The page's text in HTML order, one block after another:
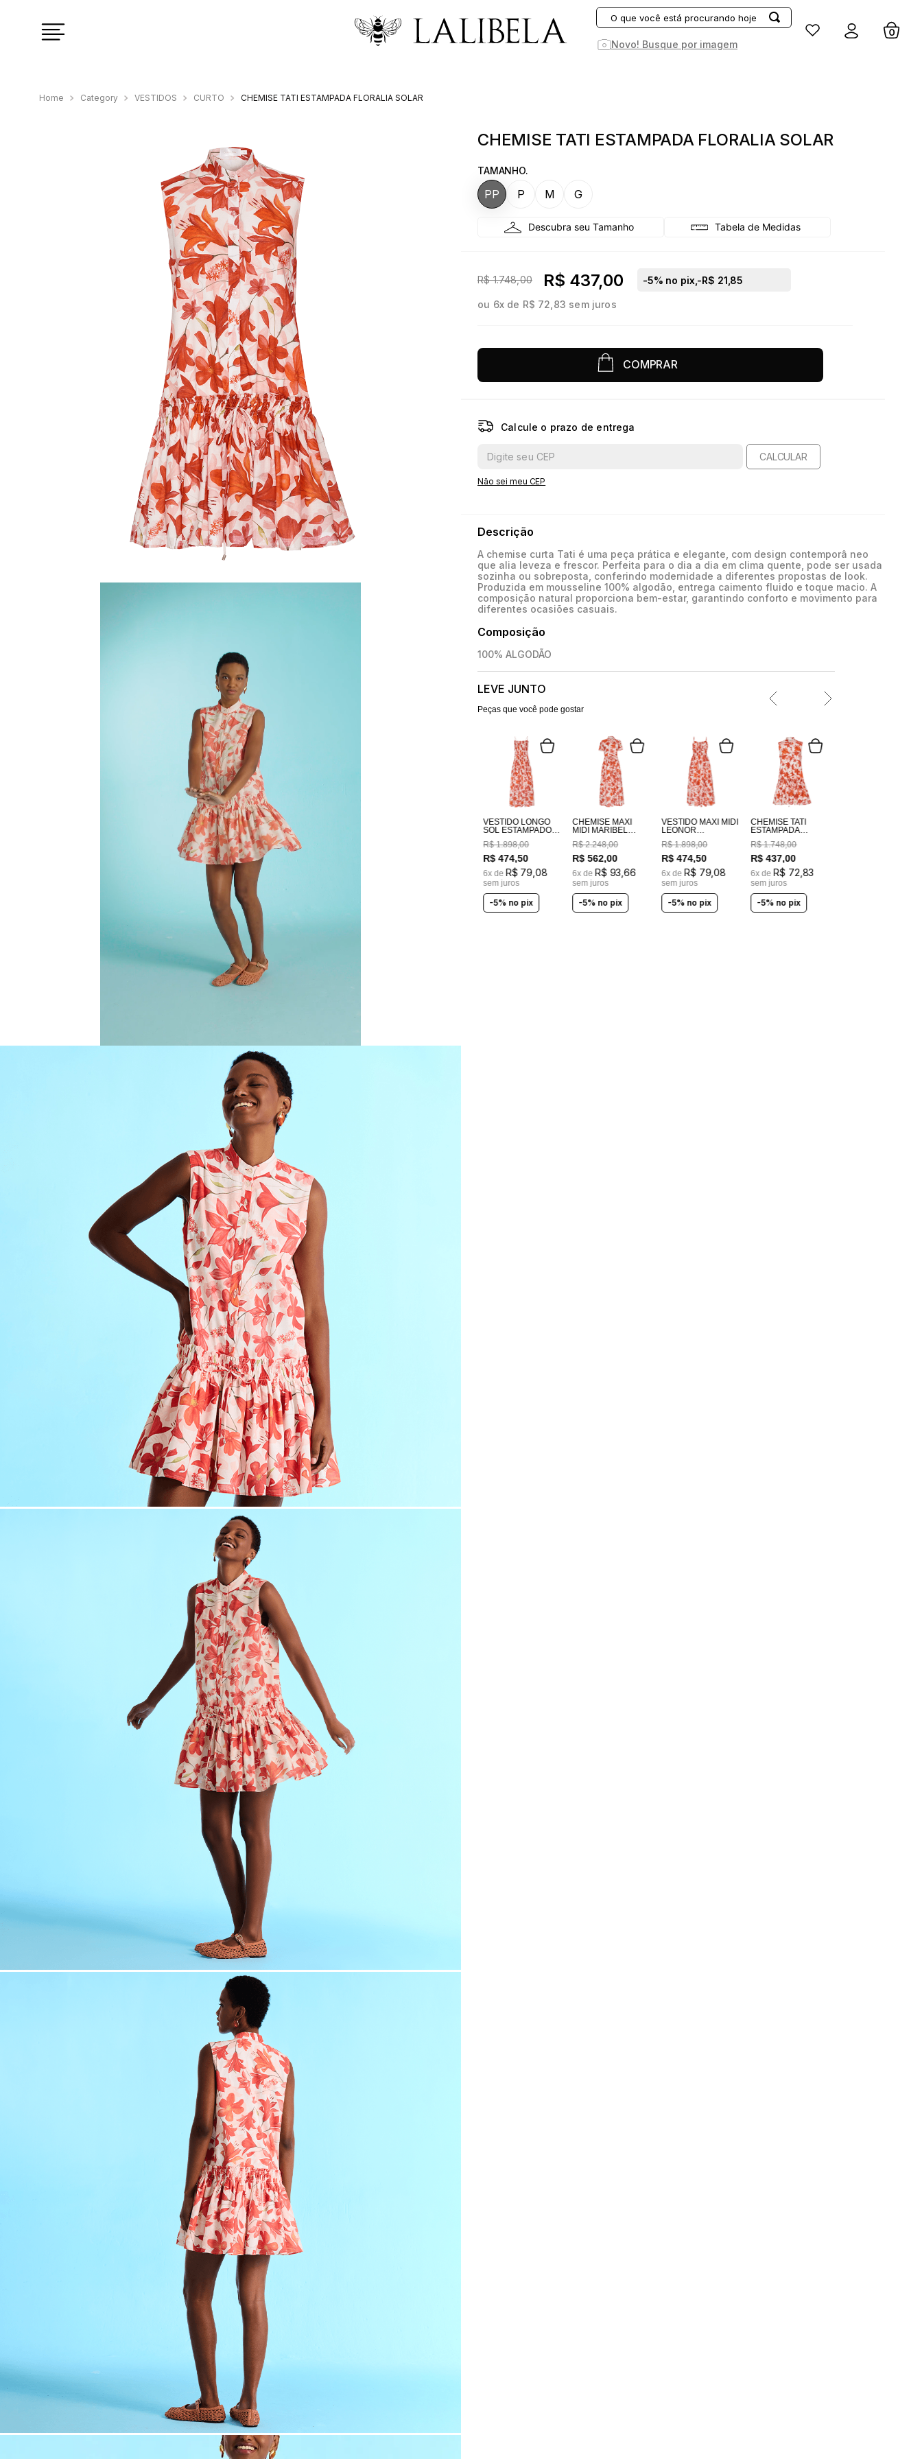
O que você está procurando hoje?
Novo! Busque por imagem
Entrar
Category VESTIDOS CURTO CHEMISE TATI ESTAMPADA FLORALIA SOLAR
CHEMISE TATI ESTAMPADA FLORALIA SOLAR
TAMANHO.
G
M
P
PP
Tabela de Medidas
R$ 1.748,00 R$ 437,00 -5% no pix, -R$ 21,85
ou 6x de R$ 72,83 sem juros
COMPRAR
Calcule o prazo de entrega
CALCULAR
Não sei meu CEP
Descrição
A chemise curta Tati é uma peça prática e elegante, com design contemporâ neo
que alia leveza e frescor. Perfeita para o dia a dia em clima quente, pode ser usada
sozinha ou sobreposta, conferindo modernidade a diferentes propostas de look.
Produzida em mousseline 100% algodão, entrega caimento fluido e toque macio. A
composição natural proporciona bem-estar, garantindo conforto e movimento para
diferentes ocasiões casuais.
Composição
100% ALGODÃO
LEVE JUNTO
Peças que você pode gostar
VESTIDO LONGO
SOL ESTAMPADO
FLORALIA SOLAR
R$ 1.898,00
R$ 474,50
6x de R$ 79 ,08
sem juros
-5% no pix
CHEMISE MAXI
MIDI MARIBEL
ESTAMPADA
FLORALIA SOLAR
R$ 2.248,00
R$ 562,00
6x de R$ 93 ,66
sem juros
-5% no pix
VESTIDO MAXI MIDI
LEONOR
ESTAMPADO
FLORALIA SOLAR
R$ 1.898,00
R$ 474,50
6x de R$ 79,08
sem juros
-5% no pix
CHEMISE TATI
ESTAMPADA
FLORALIA SOLAR
R$ 1.748,00
R$ 437,00
6x de R$ 72, 83
sem juros
-5% no pix